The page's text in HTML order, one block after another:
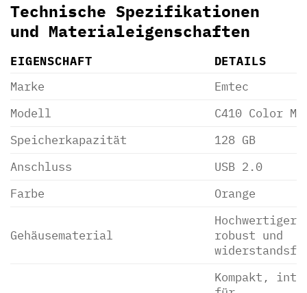
Technische Spezifikationen
und Materialeigenschaften
EIGENSCHAFT
DETAILS
Marke
Emtec
Modell
C410 Color
Speicherkapazität
128 GB
Anschluss
USB 2.0
Farbe
Orange
Gehäusematerial
robust und
Kompakt,